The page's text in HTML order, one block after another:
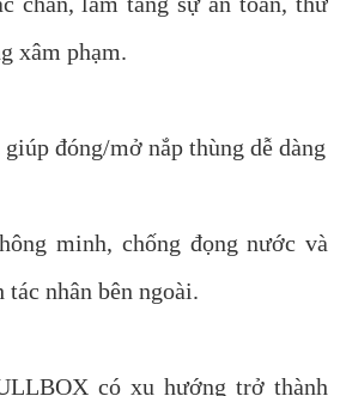
xâm phạm.
đóng/mở nắp thùng dễ dàng
minh, chống đọng nước và
tác nhân bên ngoài.
có xu hướng trở thành